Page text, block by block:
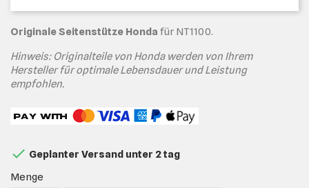
Originale Seitenstütze Honda für NT1100.
Hinweis: Originalteile von Honda werden von Ihrem
Hersteller für optimale Lebensdauer und Leistung
empfohlen.
 Geplanter Versand unter 2 tag
Menge